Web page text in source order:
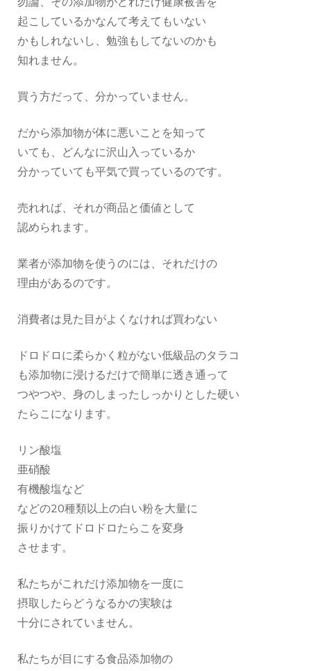
起こしているかなんて考えてもいない
かもしれないし、勉強もしてないのかも
知れません。
買う方だって、分かっていません。
だから添加物が体に悪いことを知って
いても、どんなに沢山入っているか
分かっていても平気で買っているのです。
売れれば、それが商品と価値として
認められます。
業者が添加物を使うのには、それだけの
理由があるのです。
消費者は見た目がよくなければ買わない
ドロドロに柔らかく粒がない低級品のタラコ
も添加物に浸けるだけで簡単に透き通って
つやつや、身のしまったしっかりとした硬い
たらこになります。
リン酸塩
亜硝酸
有機酸塩など
などの20種類以上の白い粉を大量に
振りかけてドロドロたらこを変身
させます。
私たちがこれだけ添加物を一度に
摂取したらどうなるかの実験は
十分にされていません。
私たちが目にする食品添加物の